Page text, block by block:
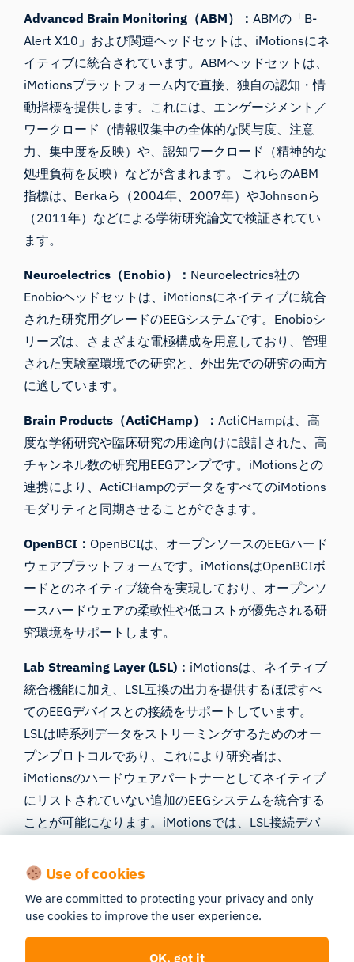
Advanced Brain Monitoring（ABM）：ABMの「B-
Alert X10」および関連ヘッドセットは、iMotionsにネ
イティブに統合されています。ABMヘッドセットは、
iMotionsプラットフォーム内で直接、独自の認知・情
動指標を提供します。これには、エンゲージメント／
ワークロード（情報収集中の全体的な関与度、注意
力、集中度を反映）や、認知ワークロード（精神的な
処理負荷を反映）などが含まれます。 これらのABM
指標は、Berkaら（2004年、2007年）やJohnsonら
（2011年）などによる学術研究論文で検証されてい
ます。
Neuroelectrics（Enobio）： Neuroelectrics社の
Enobioヘッドセットは、iMotionsにネイティブに統合
された研究用グレードのEEGシステムです。Enobioシ
リーズは、さまざまな電極構成を用意しており、管理
された実験室環境での研究と、外出先での研究の両方
に適しています。
Brain Products（ActiCHamp）：ActiCHampは、高
度な学術研究や臨床研究の用途向けに設計された、高
チャンネル数の研究用EEGアンプです。iMotionsとの
連携により、ActiCHampのデータをすべてのiMotions
モダリティと同期させることができます。
OpenBCI： OpenBCIは、オープンソースのEEGハード
ウェアプラットフォームです。iMotionsはOpenBCIボ
ードとのネイティブ統合を実現しており、オープンソ
ースハードウェアの柔軟性や低コストが優先される研
究環境をサポートします。
Lab Streaming Layer (LSL)： iMotionsは、ネイティブ
統合機能に加え、LSL互換の出力を提供するほぼすべ
てのEEGデバイスとの接続をサポートしています。
LSLは時系列データをストリーミングするためのオー
プンプロトコルであり、これにより研究者は、
iMotionsのハードウェアパートナーとしてネイティブ
にリストされていない追加のEEGシステムを統合する
ことが可能になります。iMotionsでは、LSL接続デバ
を行うことを推奨しています。
5. 主要指標と成果
Use of cookies
We are committed to protecting your privacy and only
use cookies to improve the user experience.
OK, got it